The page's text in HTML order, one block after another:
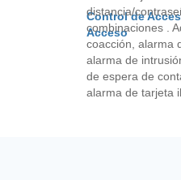
Control de
Acceso